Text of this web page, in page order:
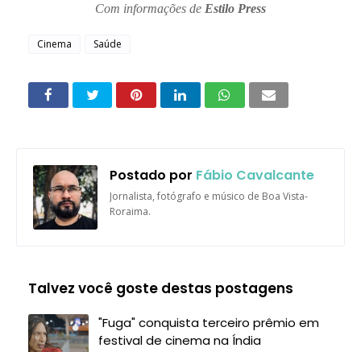
Com informações de Estilo Press
Cinema Saúde
Postado por Fábio Cavalcante
Jornalista, fotógrafo e músico de Boa Vista-
Roraima.
Talvez você goste destas postagens
"Fuga" conquista terceiro prêmio em
festival de cinema na Índia